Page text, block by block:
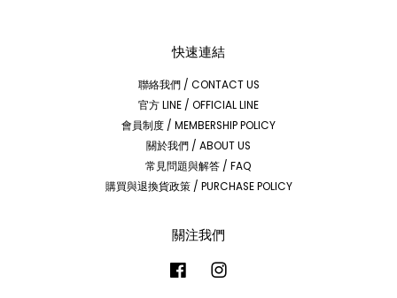
快速連結
聯絡我們 / CONTACT US
官方 LINE / OFFICIAL LINE
會員制度 / MEMBERSHIP POLICY
關於我們 / ABOUT US
常見問題與解答 / FAQ
購買與退換貨政策 / PURCHASE POLICY
關注我們
Facebook